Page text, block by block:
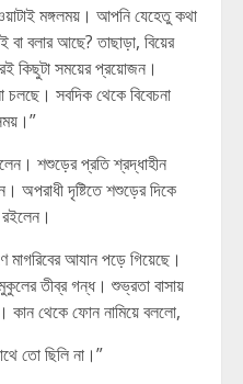
মঙ্গলময়। আপনি যেহেতু কথা
বা বলার আছে? তাছাড়া, বিয়ের
কিছুটা সময়ের প্রয়োজন।
চলছে। সবদিক থেকে বিবেচনা
শশুড়ের প্রতি শ্রদ্ধাহীন
অপরাধী দৃষ্টিতে শশুড়ের দিকে
মাগরিবের আযান পড়ে গিয়েছে।
তীব্র গন্ধ। শুভ্রতা বাসায়
থেকে ফোন নামিয়ে বললো,
তো ছিলি না।”